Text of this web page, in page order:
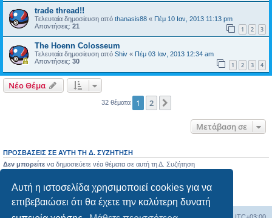
Αυτή η ιστοσελίδα χρησιμοποιεί cookies για να
επιβεβαιώσει ότι θα έχετε την καλύτερη δυνατή
trade thread!!
Τελευταία δημοσίευση από thanasis88 « Πέμ 10 Ιαν, 2013 11:13 pm
Απαντήσεις: 21 1 2 3
The Hoenn Colosseum
Τελευταία δημοσίευση από Shiv « Πέμ 03 Ιαν, 2013 12:34 am
Απαντήσεις: 30 1 2 3 4
Νέο Θέμα
32 θέματα 1 2
Μετάβαση σε
ΠΡΟΣΒΆΣΕΙΣ ΣΕ ΑΥΤΉ ΤΗ Δ. ΣΥΖΉΤΗΣΗ
Δεν μπορείτε να δημοσιεύετε νέα θέματα σε αυτή τη Δ. Συζήτηση
Δεν μπορείτενα διαγράφετε τις δημοσιεύσεις σας σε αυτή τη Δ. Συζήτηση
Δεν μπορείτε
να επισυνάπτετε αρχεία σε αυτή τη Δ. Συζήτηση
Ευρετήριο Δ. Συζήτησης Όλοι οι χρόνοι είναι UTC+03:00